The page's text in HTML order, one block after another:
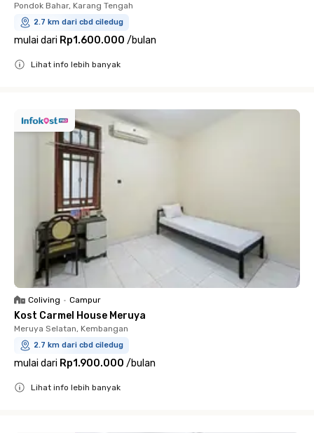
Pondok Bahar, Karang Tengah
2.7 km dari cbd ciledug
mulai dari Rp1.600.000 /bulan
Lihat info lebih banyak
Coliving • Campur
Kost Carmel House Meruya
Meruya Selatan, Kembangan
2.7 km dari cbd ciledug
mulai dari Rp1.900.000 /bulan
Lihat info lebih banyak